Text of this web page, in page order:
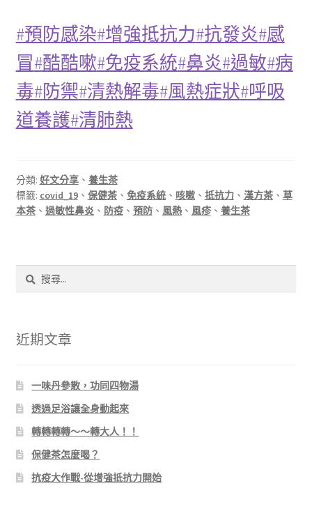
#預防感染#增強抵抗力#抗發炎#感
冒#酷酷嗽#免疫系統#鼻炎#過敏#病
毒#防禦#清熱解毒#風熱症狀#呼吸
道養護#清肺熱
分類: 好文分享、 養生茶
標籤: covid_19、 保健茶、 免疫系統、 咳嗽、 抵抗力、 漢方茶、 草
本茶、 過敏性鼻炎 、 防疫、 預防、 風熱、 風疹、 養生茶
字:
近期文章
一味丹參散，功同四物湯
透過足浴讓全身動起來
轉轉轉轉～～轉大人！！
保健茶怎麼喝？
抗疫大作戰-從增強抵抗力開始